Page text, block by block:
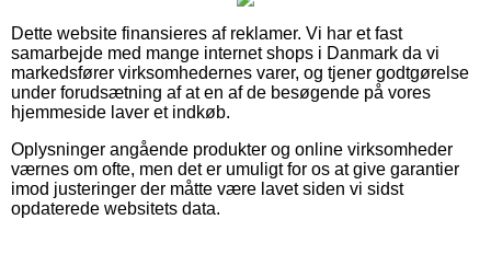
Dette website finansieres af reklamer. Vi har et fast
samarbejde med mange internet shops i Danmark da vi
markedsfører virksomhedernes varer, og tjener godtgørelse
under forudsætning af at en af de besøgende på vores
hjemmeside laver et indkøb.
Oplysninger angående produkter og online virksomheder
værnes om ofte, men det er umuligt for os at give garantier
imod justeringer der måtte være lavet siden vi sidst
opdaterede websitets data.